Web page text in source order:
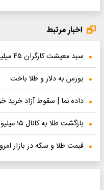
اخبار مرتبط
سبد معیشت کارگران ۴۵ میلیون تومان شد
بورس به دلار و طلا باخت
داده نما | سقوط آزاد خرید
بازگشت طلا به کانال ۱۵ میلیون تومان در هر گرم
قیمت طلا و سکه در بازار امروز ۲۳ دی